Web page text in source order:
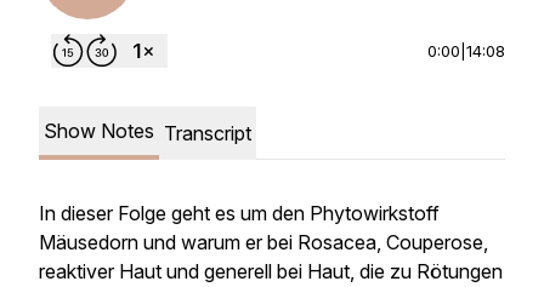
0:00 14:08
Show Notes Transcript
In dieser Folge geht es um den Phytowirkstoff
Mäusedorn und warum er bei Rosacea, Couperose,
reaktiver Haut und generell bei Haut, die zu Rötungen